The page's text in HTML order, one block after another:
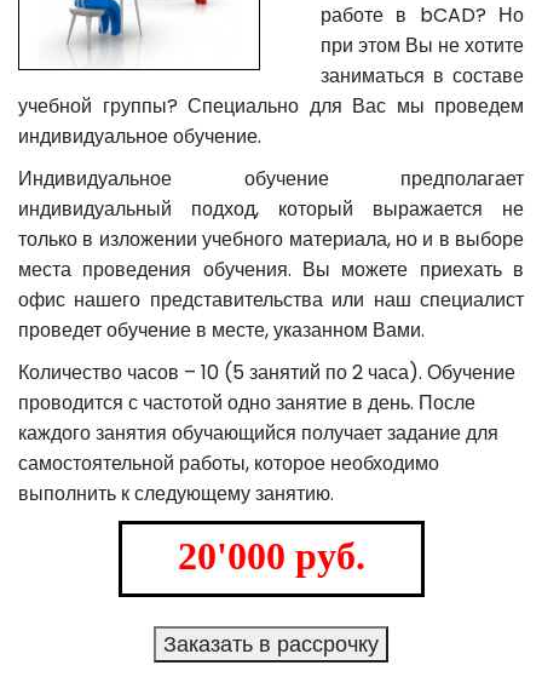
работе в bCAD? Но
при этом Вы не хотите
заниматься в составе
учебной группы? Специально для Вас мы проведем
индивидуальное обучение.
Индивидуальное обучение предполагает
индивидуальный подход, который выражается не
только в изложении учебного материала, но и в выборе
места проведения обучения. Вы можете приехать в
офис нашего представительства или наш специалист
проведет обучение в месте, указанном Вами.
Количество часов – 10 (5 занятий по 2 часа). Обучение
проводится с частотой одно занятие в день. После
каждого занятия обучающийся получает задание для
самостоятельной работы, которое необходимо
выполнить к следующему занятию.
20'000 руб.
Заказать в рассрочку